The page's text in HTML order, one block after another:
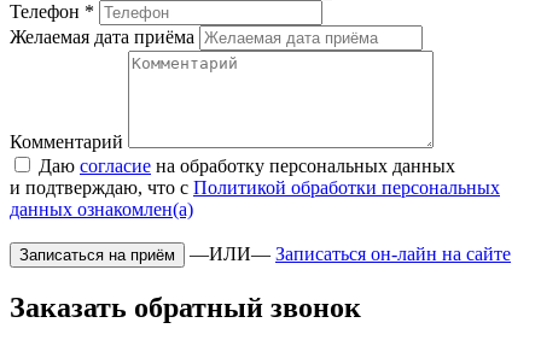
Телефон *
Желаемая дата приёма
Комментарий
Даю согласие на обработку персональных данных
и подтверждаю, что с Политикой обработки персональных
данных ознакомлен(а)
—ИЛИ— Записаться он-лайн на сайте
Заказать обратный звонок